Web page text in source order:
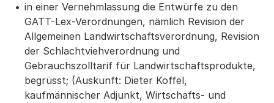
in einer Vernehmlassung die Entwürfe zu den
GATT-Lex-Verordnungen, nämlich Revision der
Allgemeinen Landwirtschaftsverordnung, Revision
der Schlachtviehverordnung und
Gebrauchszolltarif für Landwirtschaftsprodukte,
begrüsst; (Auskunft: Dieter Koffel,
kaufmännischer Adjunkt, Wirtschafts- und